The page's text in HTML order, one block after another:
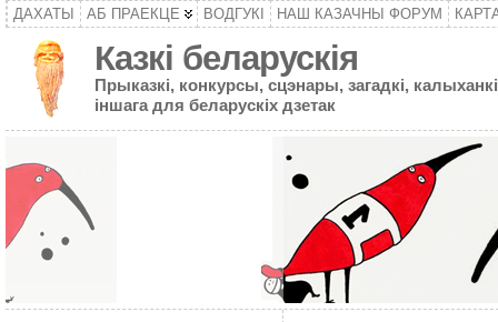
ДАХАТЫ АБ ПРАЕКЦЕ ВОДГУКІ НАШ КАЗАЧНЫ ФОРУМ
Казкі беларускія
Прыказкі, конкурсы, сцэнары, загадкі,
іншага для беларускіх дзетак